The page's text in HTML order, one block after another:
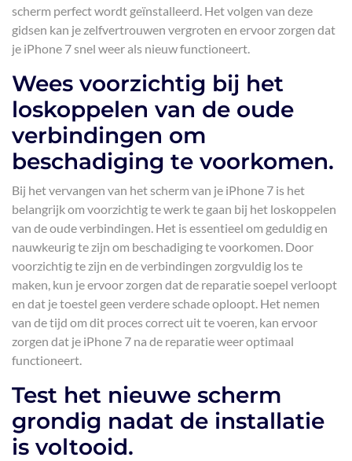
scherm perfect wordt geïnstalleerd. Het volgen van deze
gidsen kan je zelfvertrouwen vergroten en ervoor zorgen dat
je iPhone 7 snel weer als nieuw functioneert.
Wees voorzichtig bij het
loskoppelen van de oude
verbindingen om
beschadiging te voorkomen.
Bij het vervangen van het scherm van je iPhone 7 is het
belangrijk om voorzichtig te werk te gaan bij het loskoppelen
van de oude verbindingen. Het is essentieel om geduldig en
nauwkeurig te zijn om beschadiging te voorkomen. Door
voorzichtig te zijn en de verbindingen zorgvuldig los te
maken, kun je ervoor zorgen dat de reparatie soepel verloopt
en dat je toestel geen verdere schade oploopt. Het nemen
van de tijd om dit proces correct uit te voeren, kan ervoor
zorgen dat je iPhone 7 na de reparatie weer optimaal
functioneert.
Test het nieuwe scherm
grondig nadat de installatie
is voltooid.